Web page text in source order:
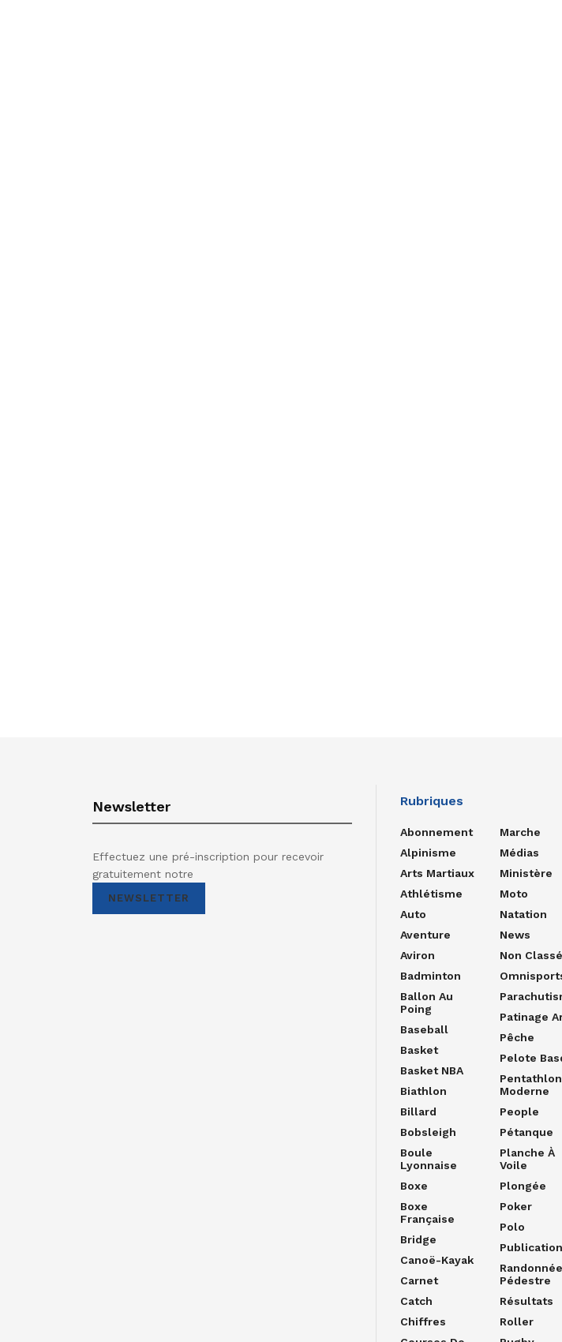
Newsletter
Effectuez une pré-inscription pour recevoir
gratuitement notre
NEWSLETTER
Rubriques
Abonnement
Alpinisme
Arts Martiaux
Athlétisme
Auto
Aventure
Aviron
Badminton
Ballon Au
Poing
Baseball
Basket
Basket NBA
Biathlon
Billard
Bobsleigh
Boule
Lyonnaise
Boxe
Boxe
Française
Bridge
Canoë-Kayak
Carnet
Catch
Chiffres
Marche
Médias
Ministère
Moto
Natation
News
Non Classé
Patinage
Pêche
Pelote
Pentathlon
Moderne
People
Pétanque
Planche À
Voile
Plongée
Poker
Polo
Randonnée
Pédestre
Résultats
Roller